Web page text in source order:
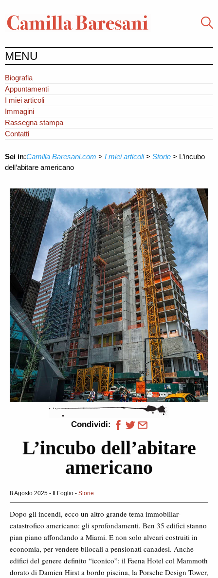
MENU
Biografia
Appuntamenti
I miei articoli
Immagini
Rassegna stampa
Contatti
Sei in:Camilla Baresani.com > I miei articoli> Storie > L’incubo
dell’abitare americano
Condividi:
L’incubo dell’abitare
americano
8 Agosto 2025 - Il Foglio - Storie
Dopo gli incendi, ecco un altro grande tema immobiliar-
catastrofico americano: gli sprofondamenti. Ben 35 edifici stanno
pian piano affondando a Miami. E non solo alveari costruiti in
economia, per vendere bilocali a pensionati canadesi. Anche
edifici del genere definito “iconico”: il Faena Hotel col Mammoth
dorato di Damien Hirst a bordo piscina, la Porsche Design Tower,